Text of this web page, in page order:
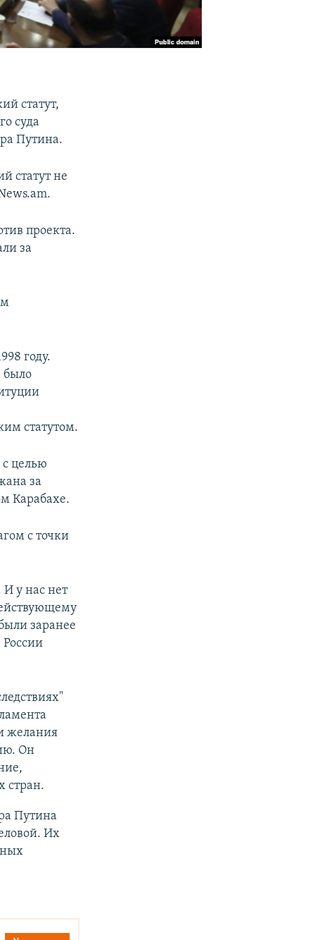
статут,
суда
Путина.
статут не
проекта.
за
году.
было
статутом.
целью
за
Карабахе.
с точки
И у нас нет
заранее
России
желания
Он
стран.
Путина
Их